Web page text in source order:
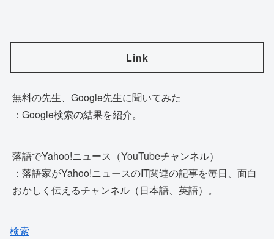
Link
無料の先生、Google先生に聞いてみた
：Google検索の結果を紹介。
落語でYahoo!ニュース（YouTubeチャンネル）
：落語家がYahoo!ニュースのIT関連の記事を毎日、面白
おかしく伝えるチャンネル（日本語、英語）。
検索